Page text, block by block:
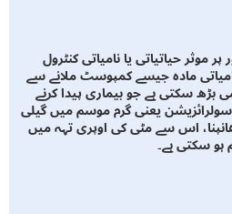
یا نامیاتی کنٹرول
مادہ جیسے کمپوسٹ ملانے سے
ہے جو بیماری پیدا کرنے
یعنی گرم موسم میں گیلی
سے مٹی کی اوپری تہہ میں
ہے۔